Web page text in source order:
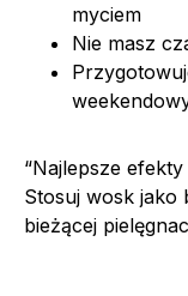
myciem
Nie masz
“Najlepsze
Stosuj wosk jako
bieżącej